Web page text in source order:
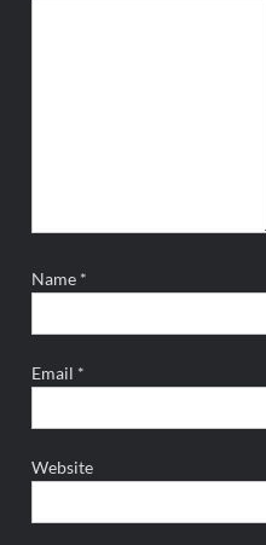
Name *
Email *
Website